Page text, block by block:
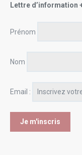
Lettre d’information
Prénom
Nom
Email :